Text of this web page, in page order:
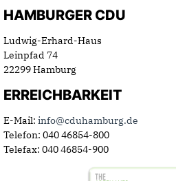
HAMBURGER CDU
Ludwig-Erhard-Haus
Leinpfad 74
22299 Hamburg
ERREICHBARKEIT
E-Mail: info@cduhamburg.de
Telefon: 040 46854-800
Telefax: 040 46854-900